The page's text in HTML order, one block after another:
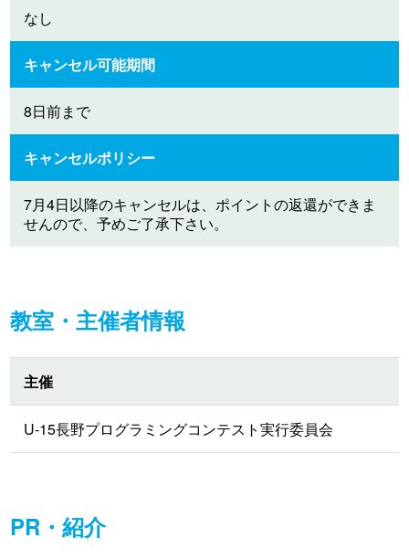
なし
キャンセル可能期間
8日前まで
キャンセルポリシー
7月4日以降のキャンセルは、ポイントの返還ができま
せんので、予めご了承下さい。
教室・主催者情報
主催
U-15長野プログラミングコンテスト実行委員会
PR・紹介